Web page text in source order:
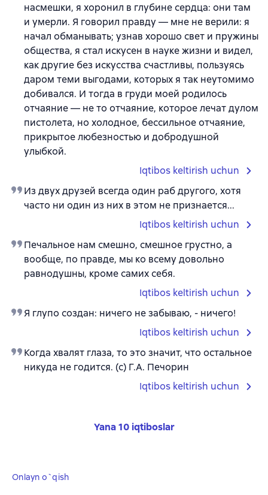
насмешки, я хоронил в глубине сердца: они там
и умерли. Я говорил правду — мне не верили: я
начал обманывать; узнав хорошо свет и пружины
общества, я стал искусен в науке жизни и видел,
как другие без искусства счастливы, пользуясь
даром теми выгодами, которых я так неутомимо
добивался. И тогда в груди моей родилось
отчаяние — не то отчаяние, которое лечат дулом
пистолета, но холодное, бессильное отчаяние,
прикрытое любезностью и добродушной
улыбкой.
Iqtibos keltirish uchun
Из двух друзей всегда один раб другого, хотя
часто ни один из них в этом не признается...
Iqtibos keltirish uchun
Печальное нам смешно, смешное грустно, а
вообще, по правде, мы ко всему довольно
равнодушны, кроме самих себя.
Iqtibos keltirish uchun
Я глупо создан: ничего не забываю, - ничего!
Iqtibos keltirish uchun
Когда хвалят глаза, то это значит, что остальное
никуда не годится. (с) Г.А. Печорин
Iqtibos keltirish uchun
Yana 10 iqtiboslar
Onlayn o`qish